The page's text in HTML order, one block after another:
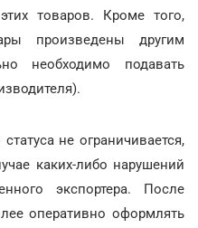
товаров. Кроме того,
произведены другим
необходимо подавать
не ограничивается,
каких-либо нарушений
экспортера. После
оперативно оформлять